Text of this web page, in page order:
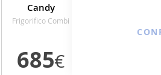
Candy
CBT7719EW
Frigorifico Combi
Ancho 69 Cm
685€
Integrable